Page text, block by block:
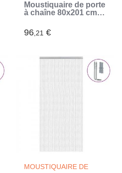
Moustiquaire de porte
à chaîne 80x201 cm
96,21 €
MOUSTIQUAIRE DE